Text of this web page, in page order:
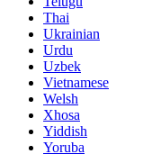
Thai
Ukrainian
Urdu
Uzbek
Vietnamese
Welsh
Xhosa
Yiddish
Yoruba